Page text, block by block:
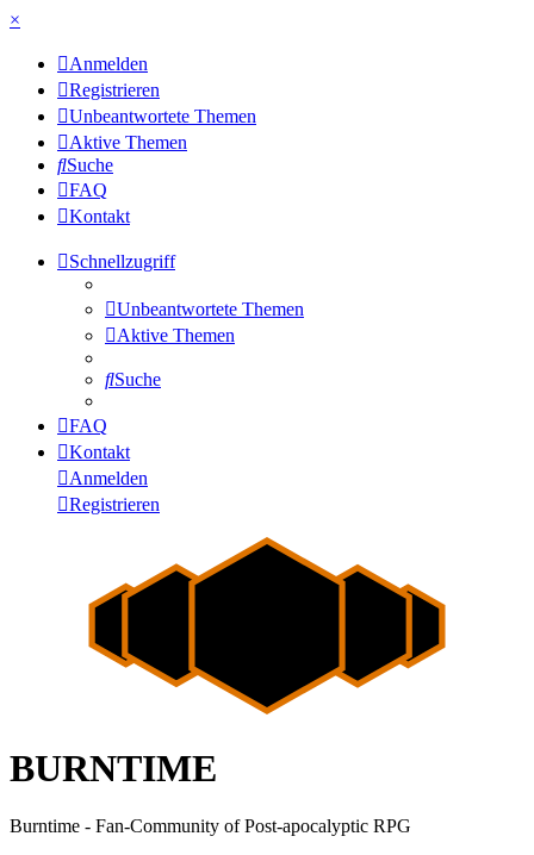
×
Anmelden
Registrieren
Unbeantwortete Themen
Aktive Themen
Suche
FAQ
Kontakt
Schnellzugriff
Unbeantwortete Themen
Aktive Themen
Suche
FAQ
Kontakt
Anmelden
Registrieren
BURNTIME
Burntime - Fan-Community of Post-apocalyptic RPG